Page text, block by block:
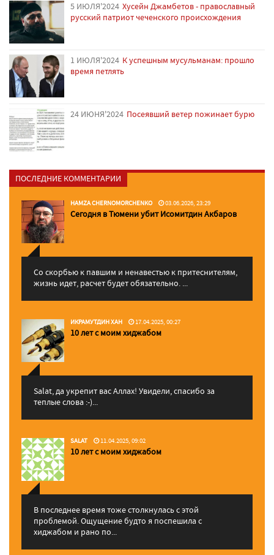
5 ИЮЛЯ'2024 Хусейн Джамбетов - православный
русский патриот чеченского происхождения
1 ИЮЛЯ'2024 К успешным мусульманам: прошло
время петлять
24 ИЮНЯ'2024 Посеявший ветер пожинает бурю
ПОСЛЕДНИЕ КОММЕНТАРИИ
HAMZA CHERNOMORCHENKO 03.06.2026, 23:29
Сегодня в Тюмени убит Исомитдин Акбаров
Со скорбью к павшим и ненавестью к притеснителям,
жизнь идет, расчет будет обязательно. ...
ИКРАМУТДИН ХАН 17.04.2025, 00:27
10 лет с моим хиджабом
Salat, да укрепит вас Аллаx! Увидели, спасибо за
теплые слова :-)...
SALAT 11.04.2025, 09:02
10 лет с моим хиджабом
В последнее время тоже столкнулась с этой
проблемой. Ощущение будто я поспешила с
хиджабом и рано по...